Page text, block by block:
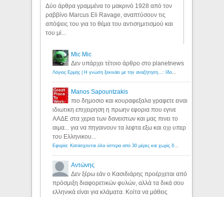
Δύο άρθρα γραμμένα το μακρινό 1928 από τον
ραββίνο Marcus Eli Ravage, αναπτύσουν τις
απόψεις του για το θέμα του αντισημιτισμού και
του μί...
Mic Mic
Δεν υπάρχει τέτοιο άρθρο στο planetnews
Λόγιος Ερμής | Η γνώση ξεκινάει με την αναζήτηση...: Ιδού οι 18 που χρωστούν 11 δις ευρώ!
Manos Sapountzakis
πιο δημοσιο και κουραφεξαλα γραφετε ειναι
ιδιωτικη επιχειρηση η πρωην εφορια που εγινε
ΑΑΔΕ στα χερια των δανειστων και μας πινει το
αιμα... για να πηγαινουν τα λεφτα εξω και οχι υπερ
του Ελληνικου...
Εφορία: Κατάσχονται όλα ύστερα από 30 μέρες και χωρίς δικαστικές αποφάσεις - Λόγιος Ερμής
Αντώνης
Δεν ξέρω εάν ο Κασιδιάρης προέρχεται από
πρόσμιξη διαφορετικών φυλών, αλλά τα δικά σου
ελληνικά είναι για κλάματα. Κοίτα να μάθεις